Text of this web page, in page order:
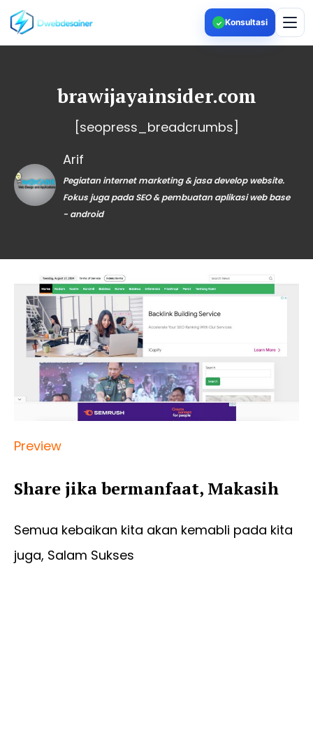
✓ Konsultasi
brawijayainsider.com
[seopress_breadcrumbs]
Arif
Pegiatan internet marketing & jasa develop website.
Fokus juga pada SEO & pembuatan aplikasi web base
- android
Preview
Share jika bermanfaat, Makasih
Semua kebaikan kita akan kemabli pada kita
juga, Salam Sukses